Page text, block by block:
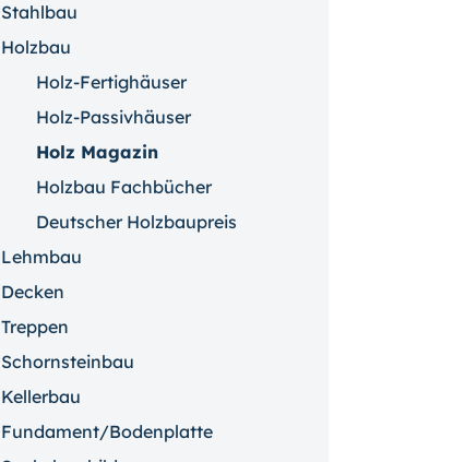
Stahlbau
Holzbau
Holz-Fertighäuser
Holz-Passivhäuser
Holz Magazin
Holzbau Fachbücher
Deutscher Holzbaupreis
Lehmbau
Decken
Treppen
Schornsteinbau
Kellerbau
Fundament/Bodenplatte